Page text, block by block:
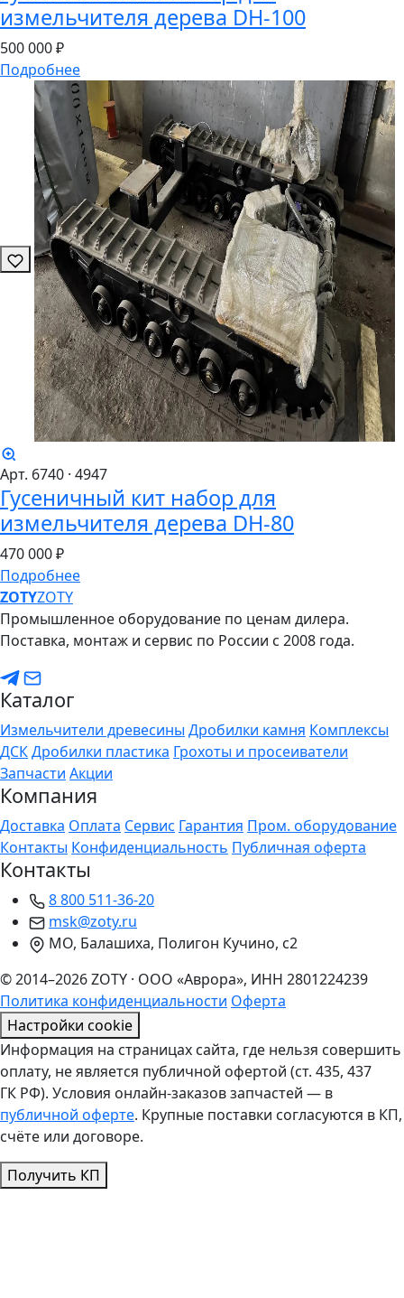
измельчителя дерева DH-100
500000 ₽
Подробнее
Арт. 6740 · 4947
Гусеничный кит набор для
измельчителя дерева DH-80
470000 ₽
Подробнее
ZOTYZOTY
Промышленное оборудование по ценам дилера.
Поставка, монтаж и сервис по России с 2008 года.
Каталог
Измельчители древесины Дробилки камня Комплексы
ДСКДробилки пластика Грохоты и просеиватели
Запчасти Акции
Компания
Доставка Оплата Сервис Гарантия Пром. оборудование
Контакты Конфиденциальность Публичная оферта
Контакты
8 800 511-36-20
msk@zoty.ru
МО, Балашиха, Полигон Кучино, с2
© 2014–2026 ZOTY · ООО «Аврора», ИНН 2801224239
Политика конфиденциальности Оферта
Настройки cookie
Информация на страницах сайта, где нельзя совершить
оплату, не является публичной офертой (ст. 435, 437
ГК РФ). Условия онлайн-заказов запчастей — в
публичной оферте. Крупные поставки согласуются в КП,
счёте или договоре.
Получить КП